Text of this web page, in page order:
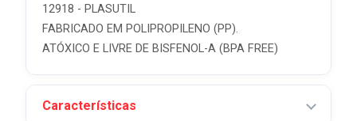
12918 - PLASUTIL
FABRICADO EM POLIPROPILENO (PP).
ATÓXICO E LIVRE DE BISFENOL-A (BPA FREE)
Características